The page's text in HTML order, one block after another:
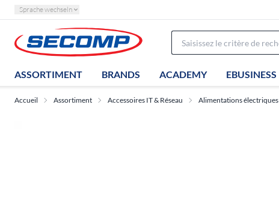
Sprache wechseln
ASSORTIMENT BRANDS ACADEMY EBUSINESS
Accueil Assortiment Accessoires IT & Réseau Alimentations électriques